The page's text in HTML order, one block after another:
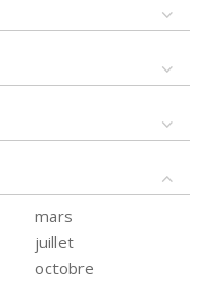
mars
juillet
octobre